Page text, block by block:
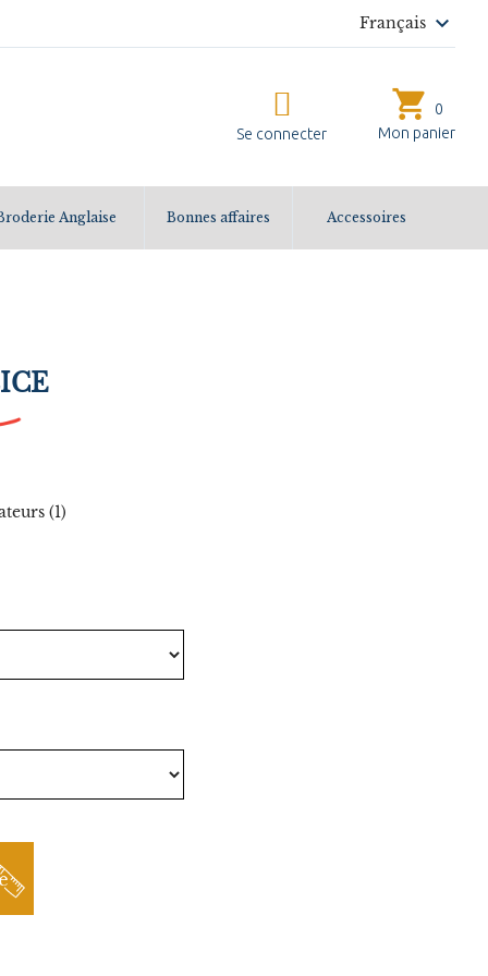
Français 
shopping_cart
0
Mon panier
Se connecter
Anglaise Bonnes affaires Accessoires
(1)